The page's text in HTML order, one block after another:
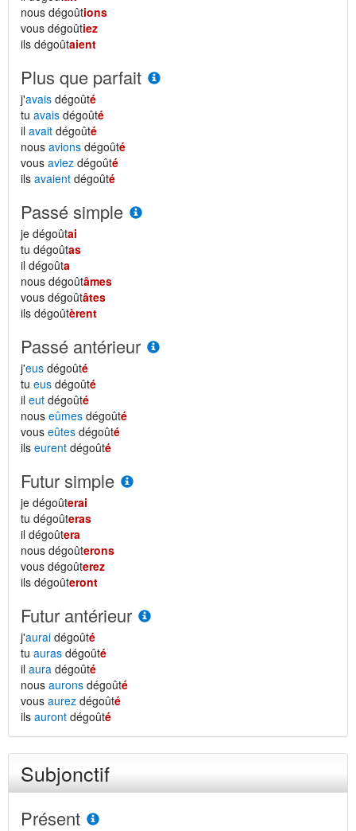
nous dégoûtions
vous dégoûtiez
ils dégoûtaient
Plus que parfait
j'avais dégoûté
tu avais dégoûté
il avait dégoûté
nous avions dégoûté
vous aviez dégoûté
ils avaient dégoûté
Passé simple
je dégoûtai
tu dégoûtas
il dégoûta
nous dégoûtâmes
vous dégoûtâtes
ils dégoûtèrent
Passé antérieur
j'eus dégoûté
tu eus dégoûté
il eut dégoûté
nous eûmes dégoûté
vous eûtes dégoûté
ils eurent dégoûté
Futur simple
je dégoûterai
tu dégoûteras
il dégoûtera
nous dégoûterons
vous dégoûterez
ils dégoûteront
Futur antérieur
j'aurai dégoûté
tu auras dégoûté
il aura dégoûté
nous aurons dégoûté
vous aurez dégoûté
ils auront dégoûté
Subjonctif
Présent